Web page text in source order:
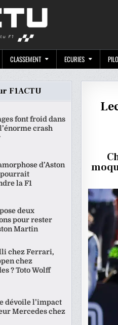
CLASSEMENT ECURIES
F1ACTU
font froid dans
crash
d’Aston
la F1
deux
pour rester
Martin
chez Ferrari,
chez
? Toto Wolff
dévoile l’impact
Mercedes chez